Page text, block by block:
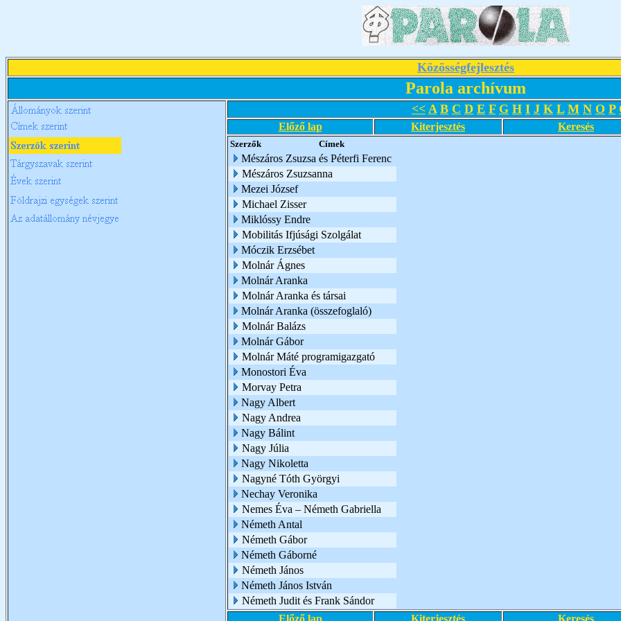
Közösségfejlesztés
Parola archívum
<< A B C D E F G H I J K L M N O P
Előző lap Kiterjesztés Keresés
Szerzők Címek
Mészáros Zsuzsa és Péterfi Ferenc
Mészáros Zsuzsanna
Mezei József
Michael Zisser
Miklóssy Endre
Mobilitás Ifjúsági Szolgálat
Móczik Erzsébet
Molnár Ágnes
Molnár Aranka
Molnár Aranka és társai
Molnár Aranka (összefoglaló)
Molnár Balázs
Molnár Gábor
Molnár Máté programigazgató
Monostori Éva
Morvay Petra
Nagy Albert
Nagy Andrea
Nagy Bálint
Nagy Júlia
Nagy Nikoletta
Nagyné Tóth Györgyi
Nechay Veronika
Nemes Éva – Németh Gabriella
Németh Antal
Németh Gábor
Németh Gáborné
Németh János
Németh János István
Németh Judit és Frank Sándor
Előző lap
Kiterjesztés Keresés